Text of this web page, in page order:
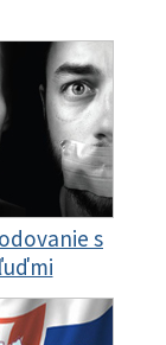
s
ľuďmi